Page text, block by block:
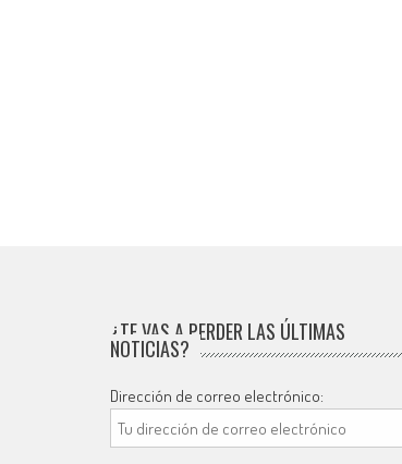
¿TE VAS A PERDER LAS ÚLTIMAS
NOTICIAS?
Dirección de correo electrónico: